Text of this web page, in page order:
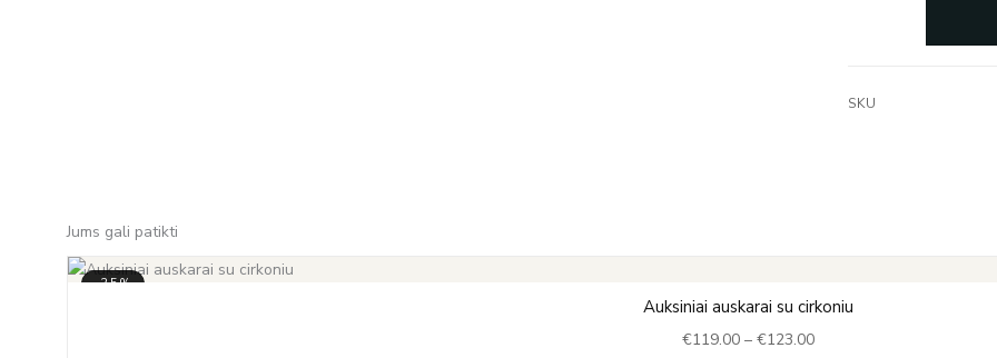
SKU
Jums gali patikti
-35%
Auksiniai auskarai su cirkoniu
€119.00 – €123.00
range:
€119.00